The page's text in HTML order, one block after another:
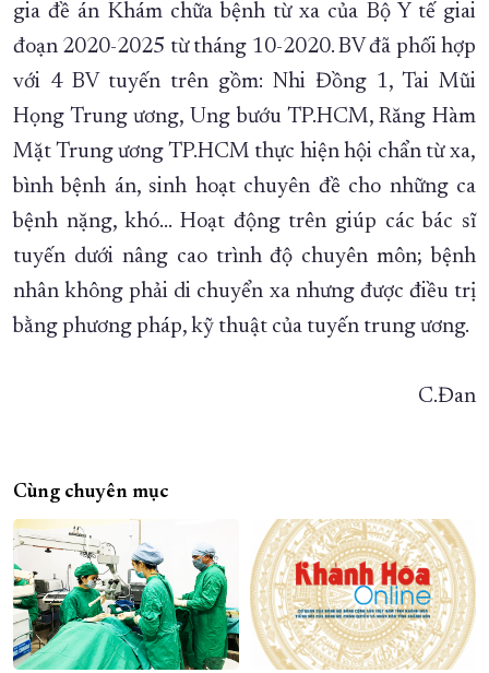
gia đề án Khám chữa bệnh từ xa của Bộ Y tế giai
đoạn 2020-2025 từ tháng 10-2020. BV đã phối hợp
với 4 BV tuyến trên gồm: Nhi Đồng 1, Tai Mũi
Họng Trung ương, Ung bướu TP.HCM, Răng Hàm
Mặt Trung ương TP.HCM thực hiện hội chẩn từ xa,
bình bệnh án, sinh hoạt chuyên đề cho những ca
bệnh nặng, khó... Hoạt động trên giúp các bác sĩ
tuyến dưới nâng cao trình độ chuyên môn; bệnh
nhân không phải di chuyển xa nhưng được điều trị
bằng phương pháp, kỹ thuật của tuyến trung ương.
C.Đan
Cùng chuyên mục